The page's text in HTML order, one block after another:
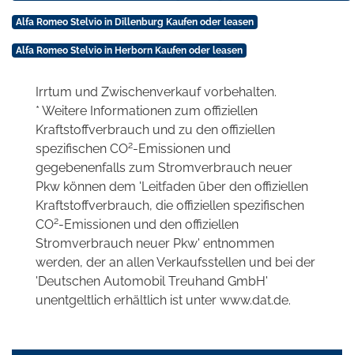
Alfa Romeo Stelvio in Dillenburg Kaufen oder leasen
Alfa Romeo Stelvio in Herborn Kaufen oder leasen
Irrtum und Zwischenverkauf vorbehalten.
* Weitere Informationen zum offiziellen
Kraftstoffverbrauch und zu den offiziellen
spezifischen CO2-Emissionen und
gegebenenfalls zum Stromverbrauch neuer
Pkw können dem 'Leitfaden über den offiziellen
Kraftstoffverbrauch, die offiziellen spezifischen
CO2-Emissionen und den offiziellen
Stromverbrauch neuer Pkw' entnommen
werden, der an allen Verkaufsstellen und bei der
'Deutschen Automobil Treuhand GmbH'
unentgeltlich erhältlich ist unter www.dat.de.